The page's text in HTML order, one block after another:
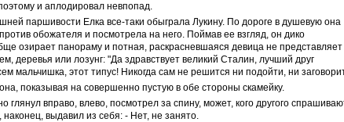
и аплодировал невпопад.
паршивости Елка все-таки обыграла Лукину. По дороге в душевую она
обожателя и посмотрела на него. Поймав ее взгляд, он дико
озирает панораму и потная, раскрасневшаяся девица не представляет
деревья или лозунг: "Да здравствует великий Сталин, лучший друг
мальчишка, этот типус! Никогда сам не решится ни подойти, ни
показывая на совершенно пустую в обе стороны скамейку.
глянул вправо, влево, посмотрел за спину, может, кого другого
наконец, выдавил из себя: - Нет, не занято.